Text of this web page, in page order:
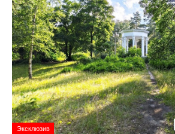
Эксклюзив